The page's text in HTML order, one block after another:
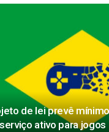
de lei prevê
ativo para jogos